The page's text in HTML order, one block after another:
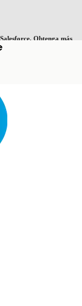
Obtenga más